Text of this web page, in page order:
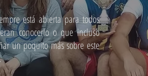
está abierta para todos
conocerlo o que incluso
un poquito más sobre este